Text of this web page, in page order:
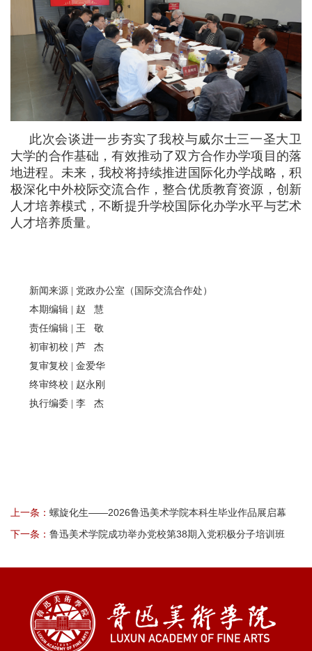
此次会谈进一步夯实了我校与威尔士三一圣大卫
大学的合作基础，有效推动了双方合作办学项目的落
地进程。未来，我校将持续推进国际化办学战略，积
极深化中外校际交流合作，整合优质教育资源，创新
人才培养模式，不断提升学校国际化办学水平与艺术
人才培养质量。
新闻来源 | 党政办公室（国际交流合作处）
本期编辑 | 赵 慧
责任编辑 | 王 敬
初审初校 | 芦 杰
复审复校 | 金爱华
终审终校 | 赵永刚
执行编委 | 李 杰
上一条： 螺旋化生——2026鲁迅美术学院本科生毕业作品展启幕
下一条： 鲁迅美术学院成功举办党校第38期入党积极分子培训班